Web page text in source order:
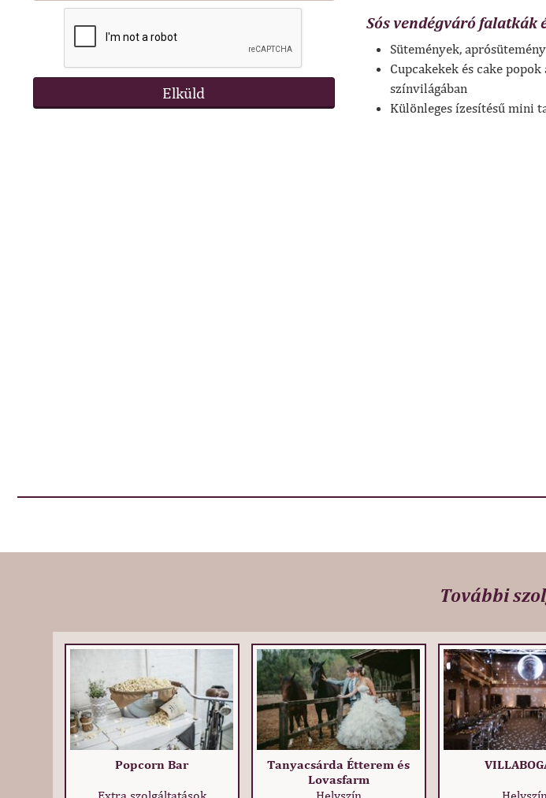
Sós vendégváró falatkák
Sütemények,
Cupcakekek és cake
színvilágában
Különleges ízesítésű mini
További
Popcorn Bar
Tanyacsárda Étterem és
Lovasfarm